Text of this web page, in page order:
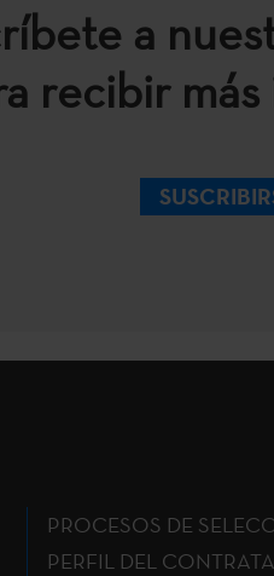
a
recibir
PROCESOS DE
PERFIL DEL